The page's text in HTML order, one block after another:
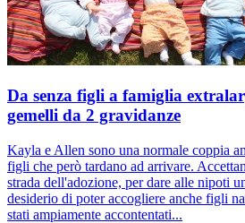
Da senza figli a famiglia
gemelli da 2 gravidanze
Kayla e Allen sono una normale coppia
figli che però tardano ad arrivare.
strada dell'adozione, per dare alle nipoti
desiderio di poter accogliere anche figli
stati ampiamente accontentati...